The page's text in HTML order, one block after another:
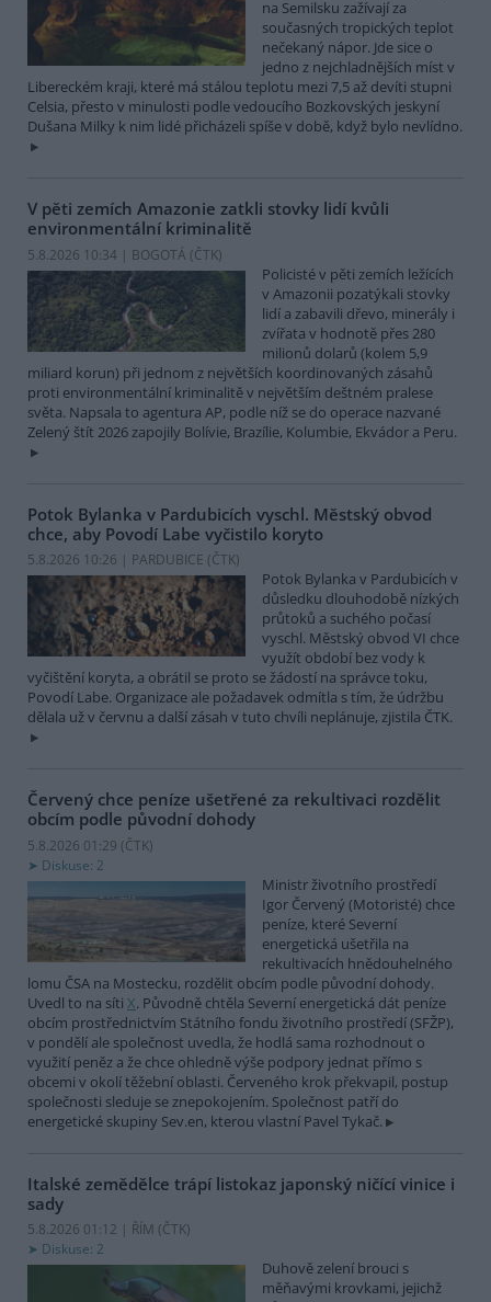
na Semilsku zažívají za
současných tropických teplot
nečekaný nápor. Jde sice o
jedno z nejchladnějších míst v
Libereckém kraji, které má stálou teplotu mezi 7,5 až devíti stupni
Celsia, přesto v minulosti podle vedoucího Bozkovských jeskyní
Dušana Milky k nim lidé přicházeli spíše v době, když bylo nevlídno.
V pěti zemích Amazonie zatkli stovky lidí kvůli
environmentální kriminalitě
5.8.2026 10:34 | BOGOTÁ (ČTK)
Policisté v pěti zemích ležících
v Amazonii pozatýkali stovky
lidí a zabavili dřevo, minerály i
zvířata v hodnotě přes 280
milionů dolarů (kolem 5,9
miliard korun) při jednom z největších koordinovaných zásahů
proti environmentální kriminalitě v největším deštném pralese
světa. Napsala to agentura AP, podle níž se do operace nazvané
Zelený štít 2026 zapojily Bolívie, Brazílie, Kolumbie, Ekvádor a Peru.
Potok Bylanka v Pardubicích vyschl. Městský obvod
chce, aby Povodí Labe vyčistilo koryto
5.8.2026 10:26 | PARDUBICE (ČTK)
Potok Bylanka v Pardubicích v
důsledku dlouhodobě nízkých
průtoků a suchého počasí
vyschl. Městský obvod VI chce
využít období bez vody k
vyčištění koryta, a obrátil se proto se žádostí na správce toku,
Povodí Labe. Organizace ale požadavek odmítla s tím, že údržbu
dělala už v červnu a další zásah v tuto chvíli neplánuje, zjistila ČTK.
Červený chce peníze ušetřené za rekultivaci rozdělit
obcím podle původní dohody
5.8.2026 01:29 (ČTK)
Diskuse: 2
Ministr životního prostředí
Igor Červený (Motoristé) chce
peníze, které Severní
energetická ušetřila na
rekultivacích hnědouhelného
lomu ČSA na Mostecku, rozdělit obcím podle původní dohody.
Uvedl to na síti X. Původně chtěla Severní energetická dát peníze
obcím prostřednictvím Státního fondu životního prostředí (SFŽP),
v pondělí ale společnost uvedla, že hodlá sama rozhodnout o
využití peněz a že chce ohledně výše podpory jednat přímo s
obcemi v okolí těžební oblasti. Červeného krok překvapil, postup
společnosti sleduje se znepokojením. Společnost patří do
energetické skupiny Sev.en, kterou vlastní Pavel Tykač.
Italské zemědělce trápí listokaz japonský ničící vinice i
sady
5.8.2026 01:12 | ŘÍM (ČTK)
Diskuse: 2
Duhově zelení brouci s
měňavými krovkami, jejichž